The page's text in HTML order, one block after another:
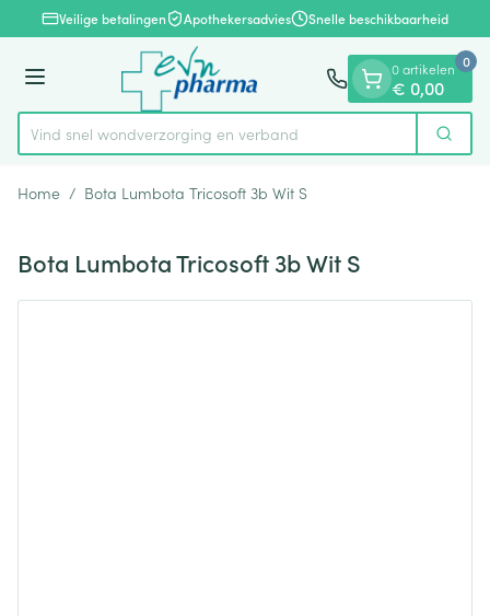
Ga naar de inhoud
1 van 1Veilige betalingen Apothekersadvies Snelle beschikbaarheid
Menu
Product, merk, categorie...
Vind snel wondverzorging en verband Zoek
0 artikelen
€ 0,00
0
Home / Bota Lumbota Tricosoft 3b Wit S
Bota Lumbota Tricosoft 3b Wit S